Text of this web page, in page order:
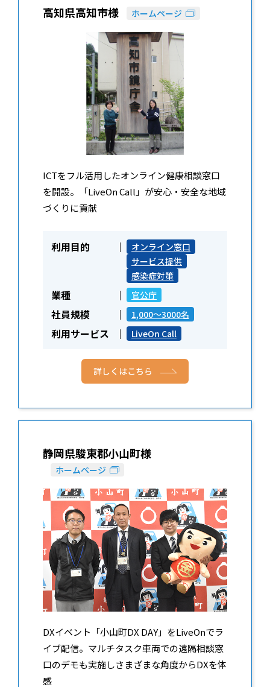
高知県高知市様 ホームページ
ICTをフル活用したオンライン健康相談窓口
を開設。「LiveOn Call」が安心・安全な地域
づくりに貢献
利用目的
オンライン窓口
サービス提供
感染症対策
業種 官公庁
社員規模 1,000～3000名
利用サービス LiveOn Call
詳しくはこちら
静岡県駿東郡小山町様
ホームページ
DXイベント「小山町DX DAY」をLiveOnでラ
イブ配信。マルチタスク車両での遠隔相談窓
口のデモも実施しさまざまな角度からDXを体
感